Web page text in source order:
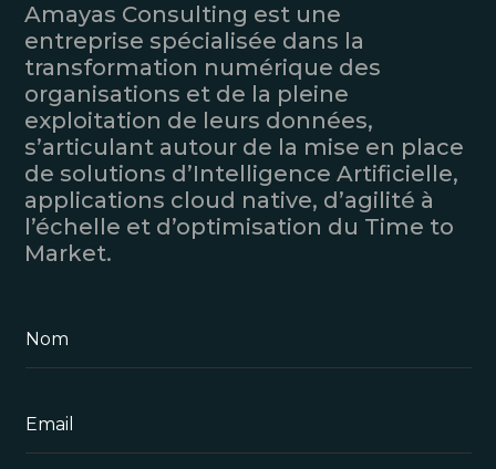
Amayas Consulting est une
entreprise spécialisée dans la
transformation numérique des
organisations et de la pleine
exploitation de leurs données,
s’articulant autour de la mise en place
de solutions d’Intelligence Artificielle,
applications cloud native, d’agilité à
l’échelle et d’optimisation du Time to
Market.